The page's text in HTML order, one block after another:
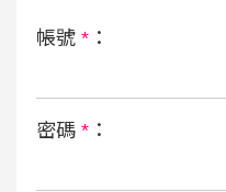
帳號 * ：
密碼 * ：